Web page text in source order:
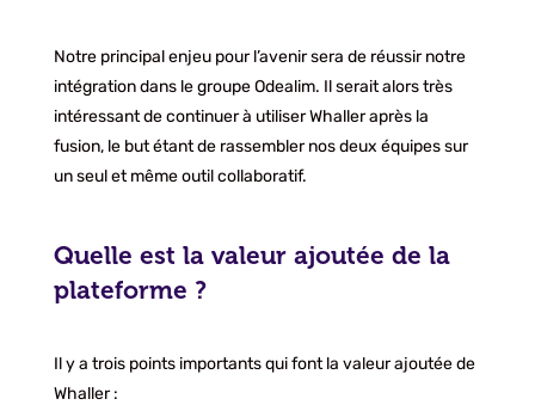
Notre principal enjeu pour l’avenir sera de réussir notre
intégration dans le groupe Odealim. Il serait alors très
intéressant de continuer à utiliser Whaller après la
fusion, le but étant de rassembler nos deux équipes sur
un seul et même outil collaboratif.
Quelle est la valeur ajoutée de la
plateforme ?
Il y a trois points importants qui font la valeur ajoutée de
Whaller :